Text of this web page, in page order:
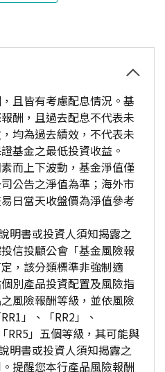
且皆有考慮配息情況。基
酬，且過去配息不代表未
均為過去績效，不代表未
基金之最低投資收益。
而上下波動，基金淨值僅
公告之淨值為準；海外市
日當天收盤價為淨值參考
明書或投資人須知揭露之
信投顧公會「基金風險報
，該分類標準非強制適
別產品投資配置及風險指
風險報酬等級，並依風險
」、「RR2」、
RR5」五個等級，其可能與
明書或投資人須知揭露之
提醒您本行產品風險報酬